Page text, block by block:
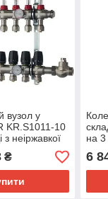
вузол у
KR.S1011-10
з неіржавкої
₴
на 3
6